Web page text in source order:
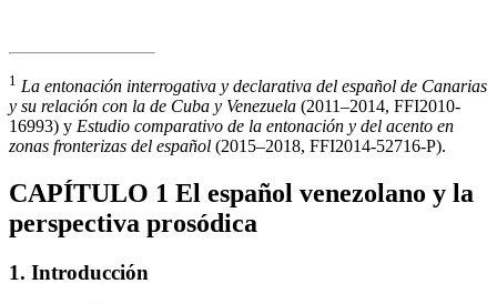
1 La entonación interrogativa y declarativa del español de Canarias
y su relación con la de Cuba y Venezuela (2011–2014, FFI2010-
16993) y Estudio comparativo de la entonación y del acento en
zonas fronterizas del español (2015–2018, FFI2014-52716-P).
CAPÍTULO 1 El español venezolano y la
perspectiva prosódica
1. Introducción